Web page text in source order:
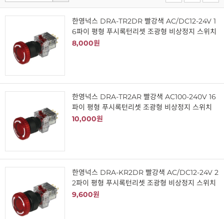
한영넉스 DRA-TR2DR 빨강색 AC/DC12-24V 1
6파이 평형 푸시록턴리셋 조광형 비상정지 스위치
8,000원
한영넉스 DRA-TR2AR 빨강색 AC100-240V 16
파이 평형 푸시록턴리셋 조광형 비상정지 스위치
10,000원
한영넉스 DRA-KR2DR 빨강색 AC/DC12-24V 2
2파이 평형 푸시록턴리셋 조광형 비상정지 스위치
9,600원